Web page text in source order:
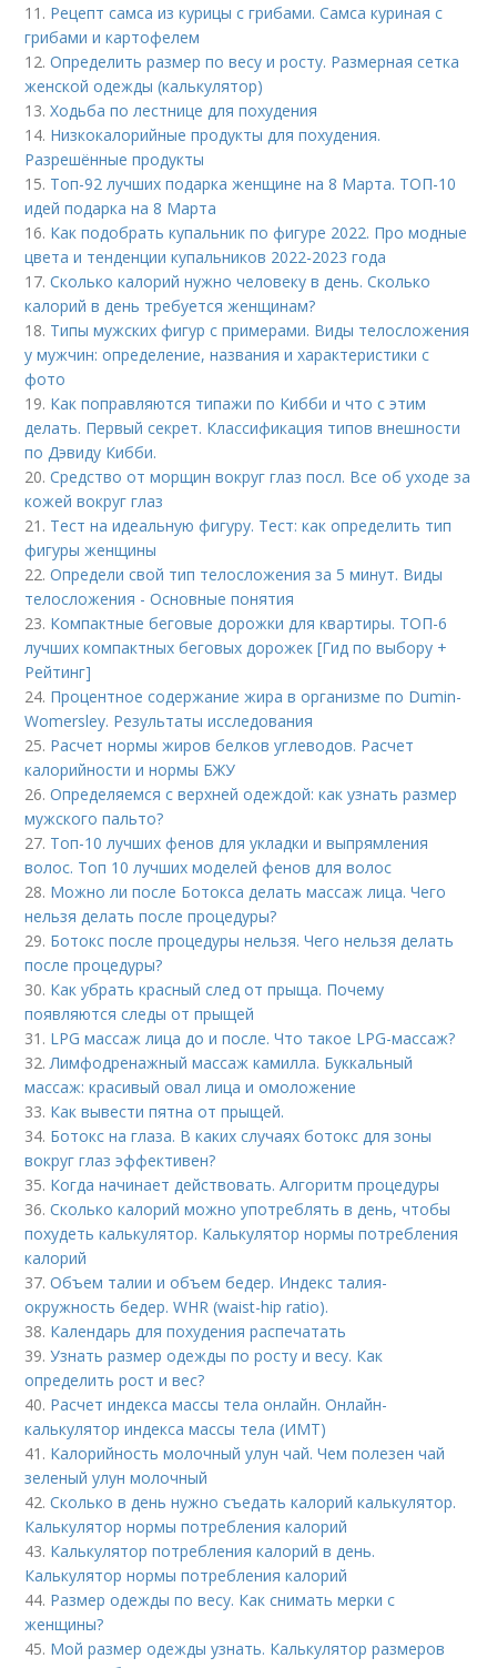
11. Рецепт самса из курицы с грибами. Самса куриная с
грибами и картофелем
12.Определить размер по весу и росту. Размерная сетка
женской одежды (калькулятор)
13.Ходьба по лестнице для похудения
14. Низкокалорийные продукты для похудения.
Разрешённые продукты
15. Топ-92 лучших подарка женщине на 8 Марта. ТОП-10
идей подарка на 8 Марта
16. Как подобрать купальник по фигуре 2022. Про модные
цвета и тенденции купальников 2022-2023 года
17.Сколько калорий нужно человеку в день. Сколько
калорий в день требуется женщинам?
18. Типы мужских фигур с примерами. Виды телосложения
у мужчин: определение, названия и характеристики с
фото
19. Как поправляются типажи по Кибби и что с этим
делать. Первый секрет. Классификация типов внешности
по Дэвиду Кибби.
20.Средство от морщин вокруг глаз посл. Все об уходе за
кожей вокруг глаз
21. Тест на идеальную фигуру. Тест: как определить тип
фигуры женщины
22.Определи свой тип телосложения за 5 минут. Виды
телосложения - Основные понятия
23. Компактные беговые дорожки для квартиры. ТОП-6
лучших компактных беговых дорожек [Гид по выбору +
Рейтинг]
24. Процентное содержание жира в организме по Dumin-
Womersley. Результаты исследования
25. Расчет нормы жиров белков углеводов. Расчет
калорийности и нормы БЖУ
26.Определяемся с верхней одеждой: как узнать размер
мужского пальто?
27. Топ-10 лучших фенов для укладки и выпрямления
волос. Топ 10 лучших моделей фенов для волос
28. Можно ли после Ботокса делать массаж лица. Чего
нельзя делать после процедуры?
29. Ботокс после процедуры нельзя. Чего нельзя делать
после процедуры?
30. Как убрать красный след от прыща. Почему
появляются следы от прыщей
31. LPG массаж лица до и после. Что такое LPG-массаж?
32.Лимфодренажный массаж камилла. Буккальный
массаж: красивый овал лица и омоложение
33. Как вывести пятна от прыщей.
34. Ботокс на глаза. В каких случаях ботокс для зоны
вокруг глаз эффективен?
35. Когда начинает действовать. Алгоритм процедуры
36.Сколько калорий можно употреблять в день, чтобы
похудеть калькулятор. Калькулятор нормы потребления
калорий
37.Объем талии и объем бедер. Индекс талия-
окружность бедер. WHR (waist-hip ratio).
38. Календарь для похудения распечатать
39.Узнать размер одежды по росту и весу. Как
определить рост и вес?
40. Расчет индекса массы тела онлайн. Онлайн-
калькулятор индекса массы тела (ИМТ)
41. Калорийность молочный улун чай. Чем полезен чай
зеленый улун молочный
42.Сколько в день нужно съедать калорий калькулятор.
Калькулятор нормы потребления калорий
43. Калькулятор потребления калорий в день.
Калькулятор нормы потребления калорий
44. Размер одежды по весу. Как снимать мерки с
женщины?
45. Мой размер одежды узнать. Калькулятор размеров